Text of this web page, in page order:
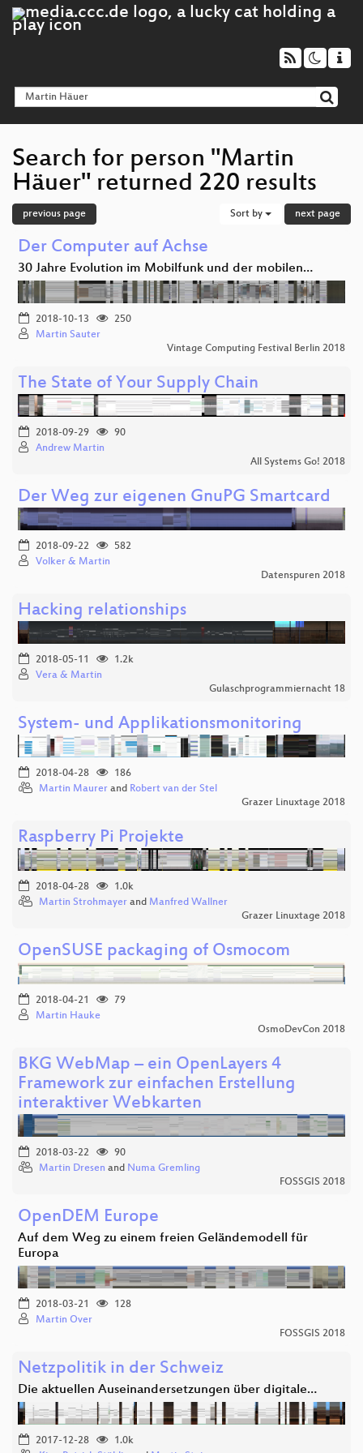
Search for person "Martin
Häuer" returned 220 results
previous page Sort by next page
Der Computer auf Achse
30 Jahre Evolution im Mobilfunk und der mobilen…
2018-10-13
250
Martin Sauter
Vintage Computing Festival Berlin 2018
The State of Your Supply Chain
2018-09-29
90
Andrew Martin
All Systems Go! 2018
Der Weg zur eigenen GnuPG Smartcard
2018-09-22
582
Volker & Martin
Datenspuren 2018
Hacking relationships
2018-05-11
1.2k
Vera & Martin
Gulaschprogrammiernacht 18
System- und Applikationsmonitoring
2018-04-28
186
Martin Maurer and Robert van der Stel
Grazer Linuxtage 2018
Raspberry Pi Projekte
2018-04-28
1.0k
Martin Strohmayer and Manfred Wallner
Grazer Linuxtage 2018
OpenSUSE packaging of Osmocom
2018-04-21
79
Martin Hauke
OsmoDevCon 2018
BKG WebMap – ein OpenLayers 4
Framework zur einfachen Erstellung
interaktiver Webkarten
2018-03-22
90
Martin Dresen and Numa Gremling
FOSSGIS 2018
OpenDEM Europe
Auf dem Weg zu einem freien Geländemodell für
Europa
2018-03-21
128
Martin Over
FOSSGIS 2018
Netzpolitik in der Schweiz
Die aktuellen Auseinandersetzungen über digitale…
2017-12-28
1.0k